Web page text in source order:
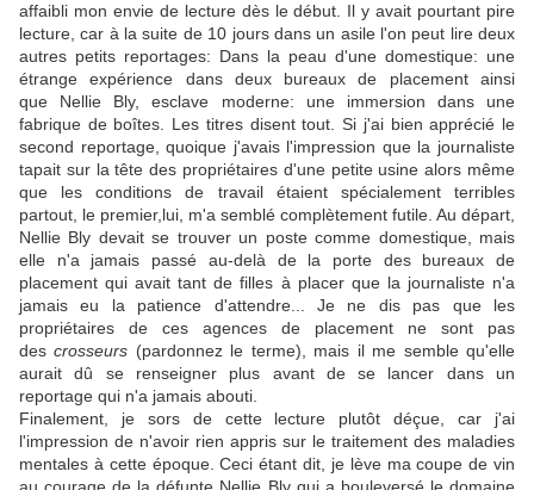
affaibli mon envie de lecture dès le début. Il y avait pourtant pire
lecture, car à la suite de 10 jours dans un asilel'on peut lire deux
autres petits reportages: Dans la peau d'une domestique: une
étrange expérience dans deux bureaux de placementainsi
que Nellie Bly, esclave moderne: une immersion dans une
fabrique de boîtes . Les titres disent tout. Si j'ai bien apprécié le
second reportage, quoique j'avais l'impression que la journaliste
tapait sur la tête des propriétaires d'une petite usine alors même
que les conditions de travail étaient spécialement terribles
partout, le premier,lui, m'a semblé complètement futile. Au départ,
Nellie Bly devait se trouver un poste comme domestique, mais
elle n'a jamais passé au-delà de la porte des bureaux de
placement qui avait tant de filles à placer que la journaliste n'a
jamais eu la patience d'attendre... Je ne dis pas que les
propriétaires de ces agences de placement ne sont pas
descrosseurs (pardonnez le terme), mais il me semble qu'elle
aurait dû se renseigner plus avant de se lancer dans un
reportage qui n'a jamais abouti.
Finalement, je sors de cette lecture plutôt déçue, car j'ai
l'impression de n'avoir rien appris sur le traitement des maladies
mentales à cette époque. Ceci étant dit, je lève ma coupe de vin